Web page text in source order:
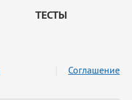
ТЕСТЫ
Соглашение